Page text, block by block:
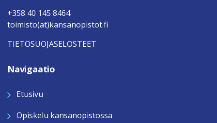
+358 40 145 8464
toimisto(at)kansanopistot.fi
TIETOSUOJASELOSTEET
Navigaatio
Etusivu
Opiskelu kansanopistossa